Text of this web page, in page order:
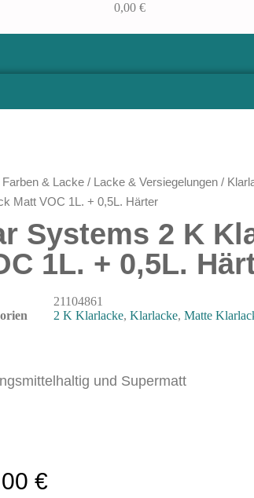
0,00 €
Farben & Lacke / Lacke & Versiegelungen /
Matt VOC 1L. + 0,5L. Härter
Systems 2 K
1L. + 0,5L.
21104861
2 K Klarlacke, Klarlacke, Matte
und Supermatt
€